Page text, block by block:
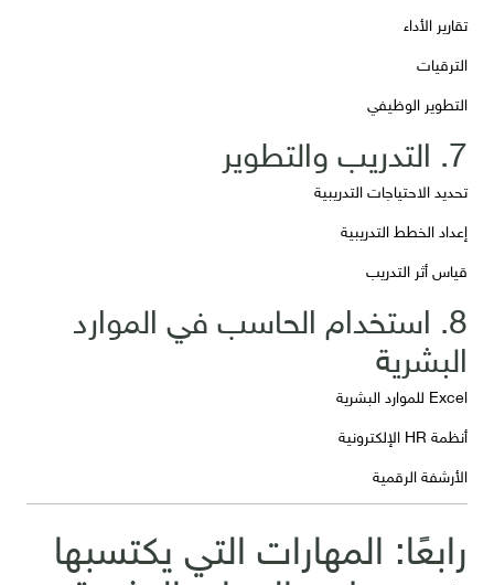
تقارير الأداء
الترقيات
التطوير الوظيفي
7. التدريب والتطوير
تحديد الاحتياجات التدريبية
إعداد الخطط التدريبية
قياس أثر التدريب
8. استخدام الحاسب في الموارد
البشرية
Excel للموارد البشرية
أنظمة HR الإلكترونية
الأرشفة الرقمية
رابعًا: المهارات التي يكتسبها